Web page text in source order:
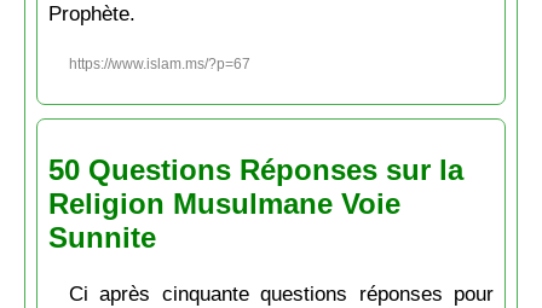
Prophète.
https://www.islam.ms/?p=67
50 Questions Réponses sur la
Religion Musulmane Voie
Sunnite
Ci après cinquante questions réponses pour